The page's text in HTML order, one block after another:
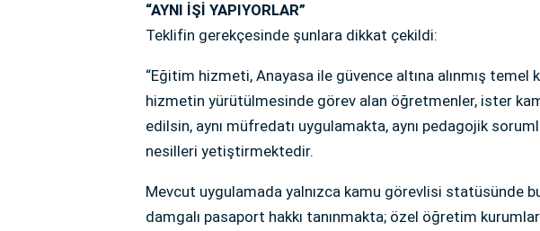
“AYNI İŞİ YAPIYORLAR”
Teklifin gerekçesinde şunlara dikkat çekildi:
“Eğitim hizmeti, Anayasa ile güvence altına alınmış
hizmetin yürütülmesinde görev alan öğretmenler, ister
edilsin, aynı müfredatı uygulamakta, aynı pedagojik
nesilleri yetiştirmektedir.
Mevcut uygulamada yalnızca kamu görevlisi statüsünde
damgalı pasaport hakkı tanınmakta; özel öğretim